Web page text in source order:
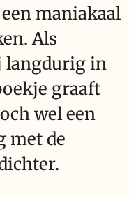
maniakaal
Als
langdurig in
graaft
wel een
met de